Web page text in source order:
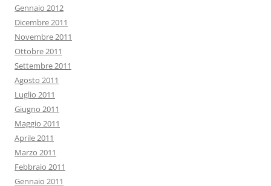
Gennaio 2012
Dicembre 2011
Novembre 2011
Ottobre 2011
Settembre 2011
Agosto 2011
Luglio 2011
Giugno 2011
Maggio 2011
Aprile 2011
Marzo 2011
Febbraio 2011
Gennaio 2011